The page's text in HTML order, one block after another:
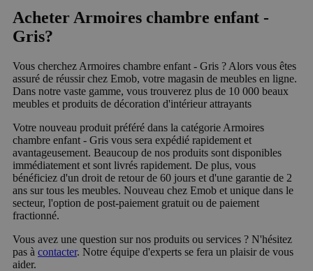
Acheter Armoires chambre enfant -
Gris?
Vous cherchez Armoires chambre enfant - Gris ? Alors vous êtes
assuré de réussir chez Emob, votre magasin de meubles en ligne.
Dans notre vaste gamme, vous trouverez plus de 10 000 beaux
meubles et produits de décoration d'intérieur attrayants
Votre nouveau produit préféré dans la catégorie Armoires
chambre enfant - Gris vous sera expédié rapidement et
avantageusement. Beaucoup de nos produits sont disponibles
immédiatement et sont livrés rapidement. De plus, vous
bénéficiez d'un droit de retour de 60 jours et d'une garantie de 2
ans sur tous les meubles. Nouveau chez Emob et unique dans le
secteur, l'option de post-paiement gratuit ou de paiement
fractionné.
Vous avez une question sur nos produits ou services ? N'hésitez
pas à contacter. Notre équipe d'experts se fera un plaisir de vous
aider.